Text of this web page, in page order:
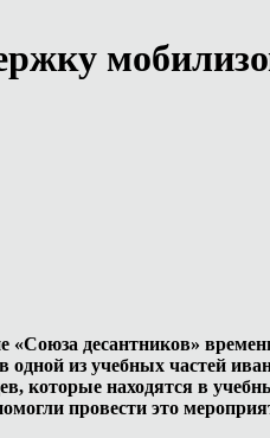
десантников»
из учебных частей
которые находятся в
провести это